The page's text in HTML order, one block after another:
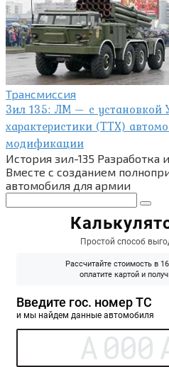
Трансмиссия
Зил 135: ЛМ — с установкой
характеристики (ТТХ)
модификации
История зил-135 Разработка
Вместе с созданием
автомобиля для армии
Поиск: